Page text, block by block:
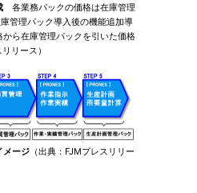
各業務パックの価格は在庫管理
管理パック導入後の機能追加導
ら在庫管理パックを引いた価格
リース）
メージ （出典：FJMプレスリリー